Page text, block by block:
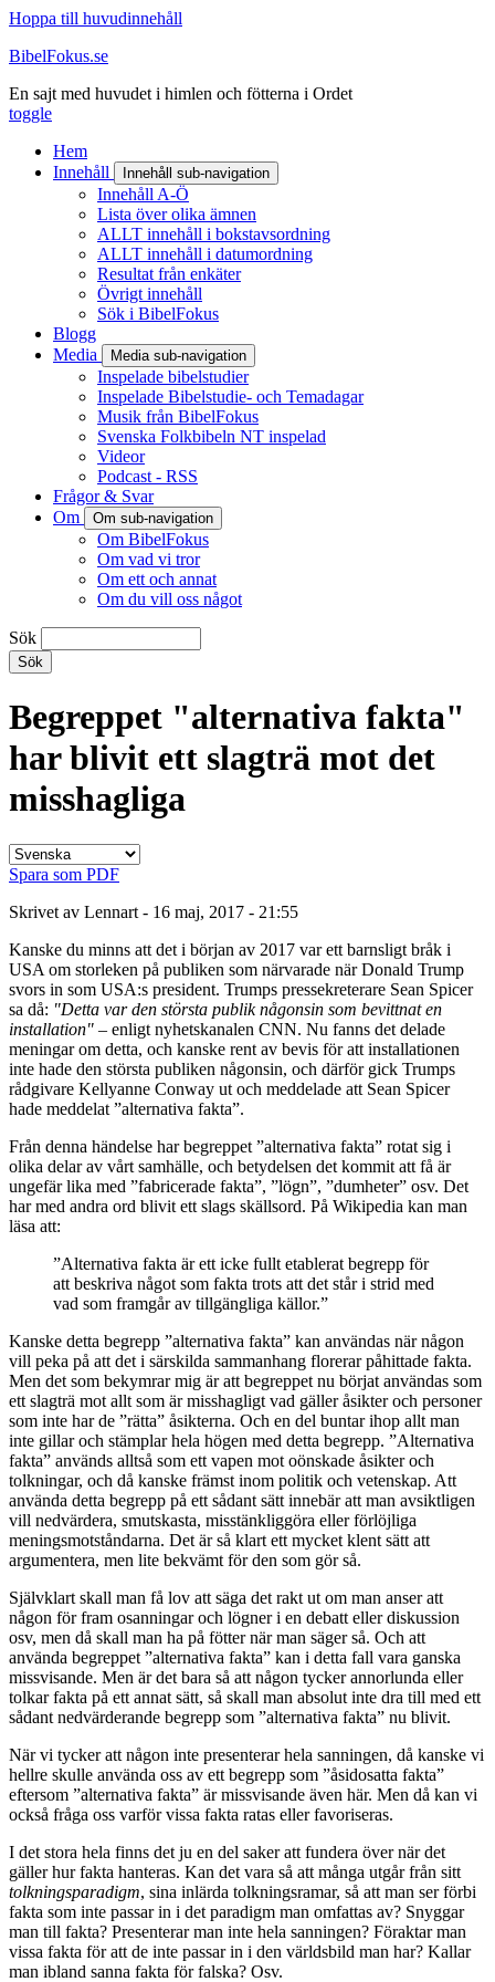
Hoppa till huvudinnehåll
BibelFokus.se
En sajt med huvudet i himlen och fötterna i Ordet
toggle
Hem
Innehåll
Innehåll sub-navigation
Innehåll A-Ö
Lista över olika ämnen
ALLT innehåll i bokstavsordning
ALLT innehåll i datumordning
Resultat från enkäter
Övrigt innehåll
Sök i BibelFokus
Blogg
Media
Media sub-navigation
Inspelade bibelstudier
Inspelade Bibelstudie- och Temadagar
Musik från BibelFokus
Svenska Folkbibeln NT inspelad
Videor
Podcast - RSS
Frågor & Svar
Om
Om sub-navigation
Om BibelFokus
Om vad vi tror
Om ett och annat
Om du vill oss något
Sök
Begreppet "alternativa fakta"
har blivit ett slagträ mot det
misshagliga
Spara som PDF
Skrivet av Lennart - 16 maj, 2017 - 21:55
Kanske du minns att det i början av 2017 var ett barnsligt bråk i
USA om storleken på publiken som närvarade när Donald Trump
svors in som USA:s president. Trumps pressekreterare Sean Spicer
sa då: "Detta var den största publik någonsin som bevittnat en
installation" – enligt nyhetskanalen CNN. Nu fanns det delade
meningar om detta, och kanske rent av bevis för att installationen
inte hade den största publiken någonsin, och därför gick Trumps
rådgivare Kellyanne Conway ut och meddelade att Sean Spicer
hade meddelat ”alternativa fakta”.
Från denna händelse har begreppet ”alternativa fakta” rotat sig i
olika delar av vårt samhälle, och betydelsen det kommit att få är
ungefär lika med ”fabricerade fakta”, ”lögn”, ”dumheter” osv. Det
har med andra ord blivit ett slags skällsord. På Wikipedia kan man
läsa att:
”Alternativa fakta är ett icke fullt etablerat begrepp för
att beskriva något som fakta trots att det står i strid med
vad som framgår av tillgängliga källor.”
Kanske detta begrepp ”alternativa fakta” kan användas när någon
vill peka på att det i särskilda sammanhang florerar påhittade fakta.
Men det som bekymrar mig är att begreppet nu börjat användas som
ett slagträ mot allt som är misshagligt vad gäller åsikter och personer
som inte har de ”rätta” åsikterna. Och en del buntar ihop allt man
inte gillar och stämplar hela högen med detta begrepp. ”Alternativa
fakta” används alltså som ett vapen mot oönskade åsikter och
tolkningar, och då kanske främst inom politik och vetenskap. Att
använda detta begrepp på ett sådant sätt innebär att man avsiktligen
vill nedvärdera, smutskasta, misstänkliggöra eller förlöjliga
meningsmotståndarna. Det är så klart ett mycket klent sätt att
argumentera, men lite bekvämt för den som gör så.
Självklart skall man få lov att säga det rakt ut om man anser att
någon för fram osanningar och lögner i en debatt eller diskussion
osv, men då skall man ha på fötter när man säger så. Och att
använda begreppet ”alternativa fakta” kan i detta fall vara ganska
missvisande. Men är det bara så att någon tycker annorlunda eller
tolkar fakta på ett annat sätt, så skall man absolut inte dra till med ett
sådant nedvärderande begrepp som ”alternativa fakta” nu blivit.
När vi tycker att någon inte presenterar hela sanningen, då kanske vi
hellre skulle använda oss av ett begrepp som ”åsidosatta fakta”
eftersom ”alternativa fakta” är missvisande även här. Men då kan vi
också fråga oss varför vissa fakta ratas eller favoriseras.
I det stora hela finns det ju en del saker att fundera över när det
gäller hur fakta hanteras. Kan det vara så att många utgår från sitt
tolkningsparadigm, sina inlärda tolkningsramar, så att man ser förbi
fakta som inte passar in i det paradigm man omfattas av? Snyggar
man till fakta? Presenterar man inte hela sanningen? Föraktar man
vissa fakta för att de inte passar in i den världsbild man har? Kallar
man ibland sanna fakta för falska? Osv.